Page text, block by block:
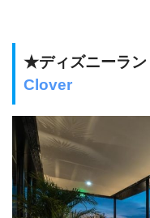
★ディズニーラン
Clover